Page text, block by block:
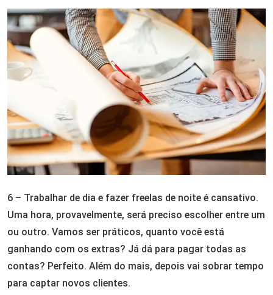
6 – Trabalhar de dia e fazer freelas de noite é cansativo.
Uma hora, provavelmente, será preciso escolher entre um
ou outro. Vamos ser práticos, quanto você está
ganhando com os extras? Já dá para pagar todas as
contas? Perfeito. Além do mais, depois vai sobrar tempo
para captar novos clientes.